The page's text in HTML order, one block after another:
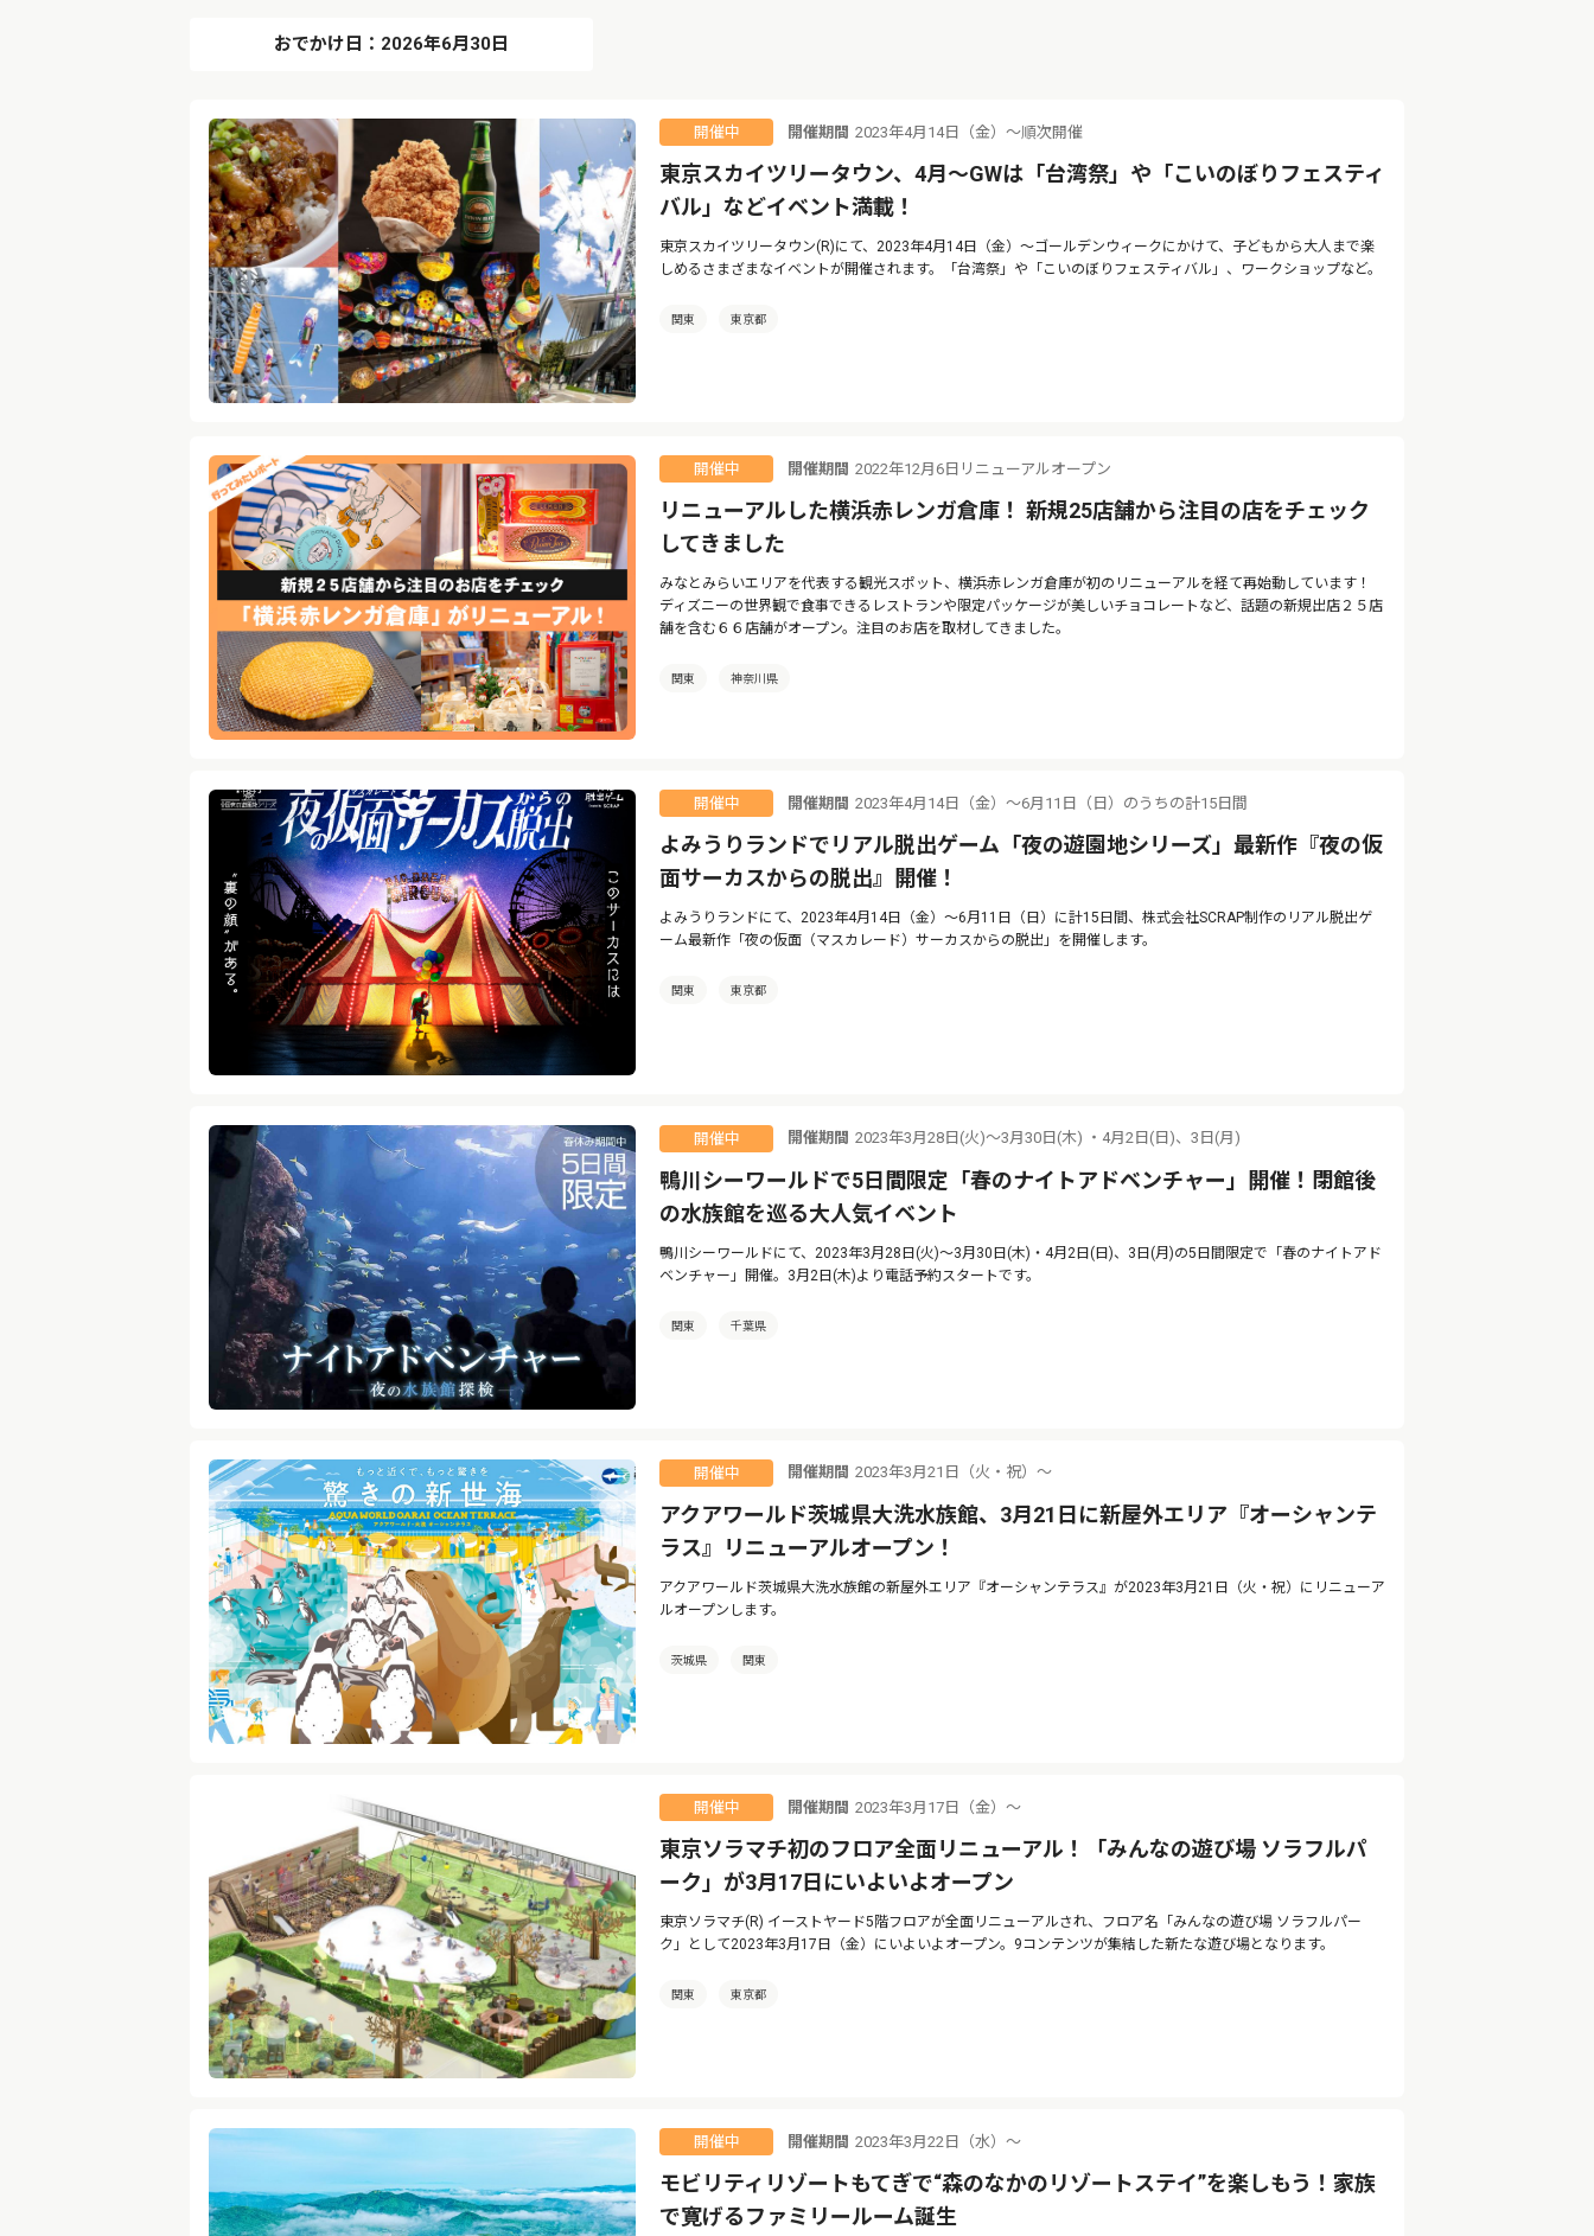
おでかけ日：2026年6月30日
開催中 開催期間 2023年4月14日（金）〜順次開催
東京スカイツリータウン、4月〜GWは「台湾祭」や「こいのぼりフェスティ
バル」などイベント満載！
東京スカイツリータウン(R)にて、2023年4月14日（金）〜ゴールデンウィークにかけて、子どもから大人まで楽
しめるさまざまなイベントが開催されます。「台湾祭」や「こいのぼりフェスティバル」、ワークショップなど。
関東 東京都
開催中 開催期間 2022年12月6日リニューアルオープン
リニューアルした横浜赤レンガ倉庫！ 新規25店舗から注目の店をチェック
してきました
みなとみらいエリアを代表する観光スポット、横浜赤レンガ倉庫が初のリニューアルを経て再始動しています！
ディズニーの世界観で食事できるレストランや限定パッケージが美しいチョコレートなど、話題の新規出店２５店
舗を含む６６店舗がオープン。注目のお店を取材してきました。
関東 神奈川県
開催中 開催期間 2023年4月14日（金）～6月11日（日）のうちの計15日間
よみうりランドでリアル脱出ゲーム「夜の遊園地シリーズ」最新作『夜の仮
面サーカスからの脱出』開催！
よみうりランドにて、2023年4月14日（金）～6月11日（日）に計15日間、株式会社SCRAP制作のリアル脱出ゲ
ーム最新作「夜の仮面（マスカレード）サーカスからの脱出」を開催します。
関東 東京都
開催中 開催期間 2023年3月28日(火)～3月30日(木) ・4月2日(日)、3日(月)
鴨川シーワールドで5日間限定「春のナイトアドベンチャー」開催！閉館後
の水族館を巡る大人気イベント
鴨川シーワールドにて、2023年3月28日(火)～3月30日(木)・4月2日(日)、3日(月)の5日間限定で「春のナイトアド
ベンチャー」開催。3月2日(木)より電話予約スタートです。
関東 千葉県
開催中 開催期間 2023年3月21日（火・祝）〜
アクアワールド茨城県大洗水族館、3月21日に新屋外エリア『オーシャンテ
ラス』リニューアルオープン！
アクアワールド茨城県大洗水族館の新屋外エリア『オーシャンテラス』が2023年3月21日（火・祝）にリニューア
ルオープンします。
茨城県 関東
開催中 開催期間 2023年3月17日（金）〜
東京ソラマチ初のフロア全面リニューアル！「みんなの遊び場 ソラフルパ
ーク」が3月17日にいよいよオープン
東京ソラマチ(R) イーストヤード5階フロアが全面リニューアルされ、フロア名「みんなの遊び場 ソラフルパー
ク」として2023年3月17日（金）にいよいよオープン。9コンテンツが集結した新たな遊び場となります。
関東 東京都
開催中 開催期間 2023年3月22日（水）〜
モビリティリゾートもてぎで“森のなかのリゾートステイ”を楽しもう！家族
で寛げるファミリールーム誕生